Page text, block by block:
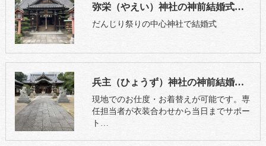
弥栄（やえい）神社の神前結婚式（大阪府岸和田市）
だんじり祭りの中心神社で結婚式
兵主（ひょうず）神社の神前結婚式（大阪府岸和田市）
現地でのお仕度・お着替えが可能です。専
任担当者が衣装合わせから当日までサポー
ト…